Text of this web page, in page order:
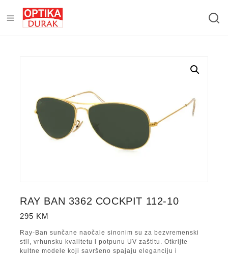
RAY BAN 3362 COCKPIT 112-10
295 KM
Ray-Ban sunčane naočale sinonim su za bezvremenski
stil, vrhunsku kvalitetu i potpunu UV zaštitu. Otkrijte
kultne modele koji savršeno spajaju eleganciju i